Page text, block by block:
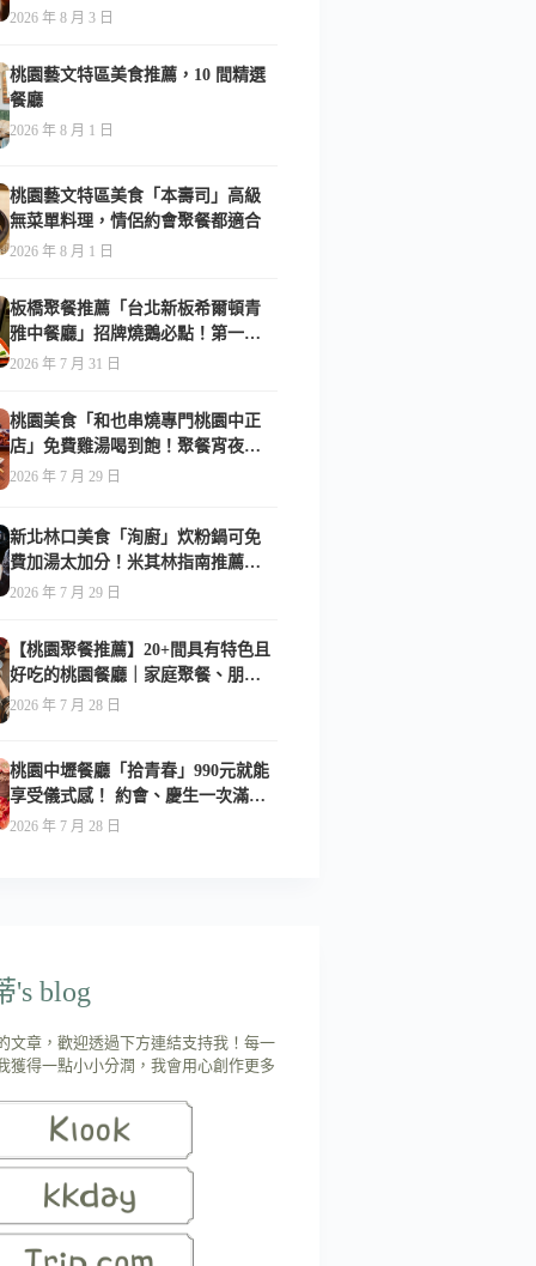
2026 年 8 月 3 日
桃園藝文特區美食推薦，10 間精選
餐廳
2026 年 8 月 1 日
桃園藝文特區美食「本壽司」高級
無菜單料理，情侶約會聚餐都適合
2026 年 8 月 1 日
板橋聚餐推薦「台北新板希爾頓青
雅中餐廳」招牌燒鵝必點！第一次
吃就驚艷-附菜單
2026 年 7 月 31 日
桃園美食「和也串燒專門桃園中正
店」免費雞湯喝到飽！聚餐宵夜首
選-附菜單
2026 年 7 月 29 日
新北林口美食「洵廚」炊粉鍋可免
費加湯太加分！米其林指南推薦美
食-附菜單
2026 年 7 月 29 日
【桃園聚餐推薦】20+間具有特色且
好吃的桃園餐廳｜家庭聚餐、朋友
聚會都合適(持續更新)
2026 年 7 月 28 日
桃園中壢餐廳「拾青春」990元就能
享受儀式感！ 約會、慶生一次滿足-
附菜單
2026 年 7 月 28 日
's blog
文章，歡迎透過下方連結支持我！每一
獲得一點小小分潤，我會用心創作更多